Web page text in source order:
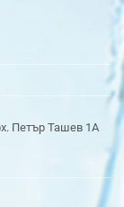
Петър Ташев 1А